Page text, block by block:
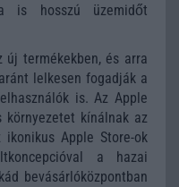
is hosszú üzemidőt
új termékekben, és arra
lelkesen fogadják a
is. Az Apple
környezetet kínálnak az
Apple Store-ok
a hazai
bevásárlóközpontban